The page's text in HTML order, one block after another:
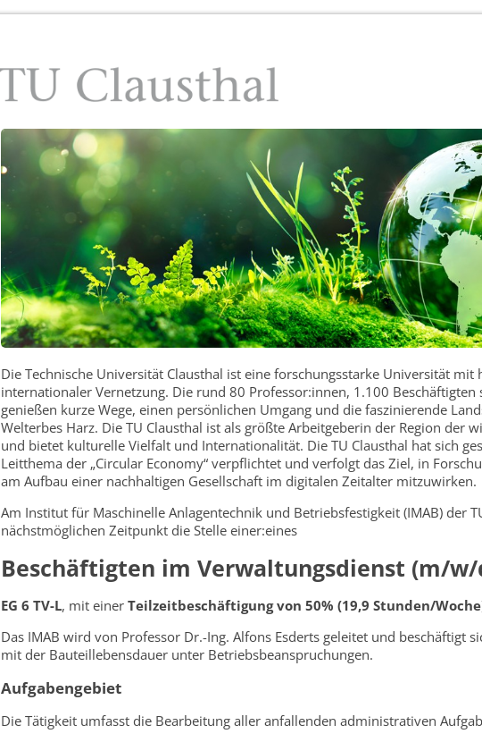
Die Technische Universität Clausthal ist eine forschungsstarke Universität
internationaler Vernetzung. Die rund 80 Professor:innen, 1.100 Beschäftigten
genießen kurze Wege, einen persönlichen Umgang und die faszinierende
Welterbes Harz. Die TU Clausthal ist als größte Arbeitgeberin der Region der
und bietet kulturelle Vielfalt und Internationalität. Die TU Clausthal hat sich
Leitthema der „Circular Economy“ verpflichtet und verfolgt das Ziel, in
am Aufbau einer nachhaltigen Gesellschaft im digitalen Zeitalter mitzuwirken.
Am Institut für Maschinelle Anlagentechnik und Betriebsfestigkeit (IMAB) der
nächstmöglichen Zeitpunkt die Stelle einer:eines
Beschäftigten im Verwaltungsdienst (m/w/
EG 6 TV-L, mit einer Teilzeitbeschäftigung von 50% (19,9 Stunden/
Das IMAB wird von Professor Dr.-Ing. Alfons Esderts geleitet und beschäftigt
mit der Bauteillebensdauer unter Betriebsbeanspruchungen.
Aufgabengebiet
Die Tätigkeit umfasst die Bearbeitung aller anfallenden administrativen